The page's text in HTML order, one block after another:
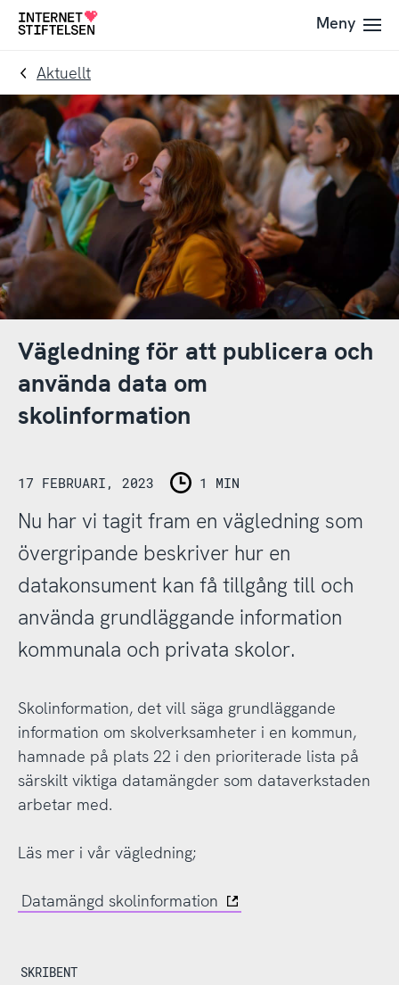
Till
navigering
Till
innehåll
Till
Meny
Aktuellt
Vägledning för att publicera och
använda data om
skolinformation
17 FEBRUARI, 2023 1 MIN
Nu har vi tagit fram en vägledning som
övergripande beskriver hur en
datakonsument kan få tillgång till och
använda grundläggande information
kommunala och privata skolor.
Skolinformation, det vill säga grundläggande
information om skolverksamheter i en kommun,
hamnade på plats 22 i den prioriterade lista på
särskilt viktiga datamängder som dataverkstaden
arbetar med.
Läs mer i vår vägledning;
Datamängd skolinformation
SKRIBENT